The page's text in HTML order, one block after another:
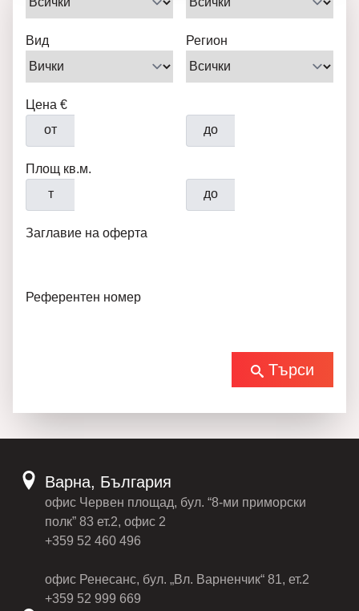
Вид Регион
Цена €
от
до
Площ кв.м.
т
до
Заглавие на оферта
Референтен номер
Търси
Варна, България
офис Червен площад, бул. “8-ми приморски
полк” 83 ет.2, офис 2
+359 52 460 496
офис Ренесанс, бул. „Вл. Варненчик“ 81, ет.2
+359 52 999 669